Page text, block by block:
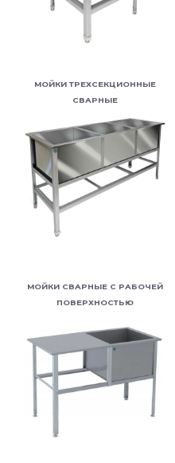
МОЙКИ ТРЕХСЕКЦИОННЫЕ
СВАРНЫЕ
МОЙКИ СВАРНЫЕ С РАБОЧЕЙ
ПОВЕРХНОСТЬЮ